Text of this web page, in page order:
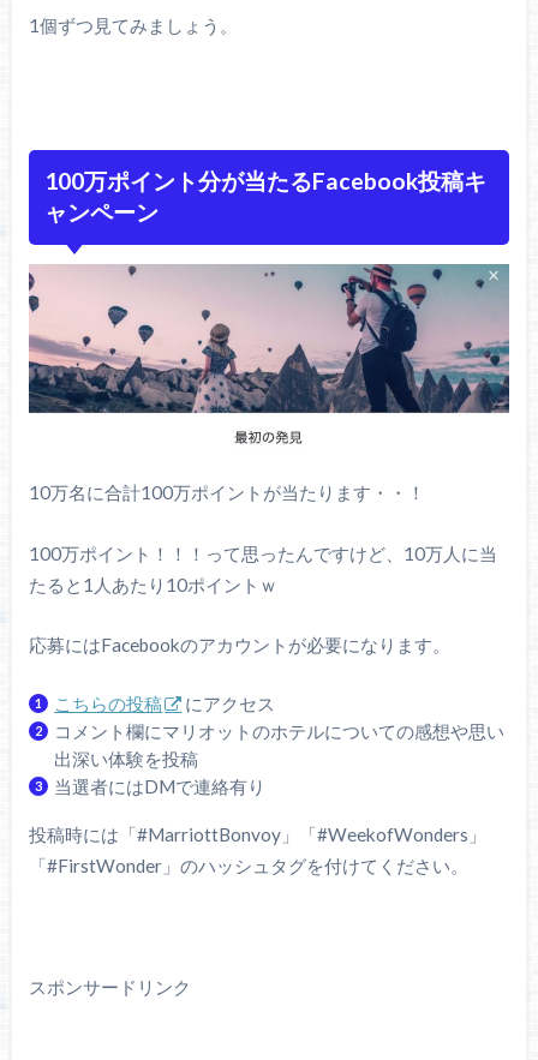
1個ずつ見てみましょう。
100万ポイント分が当たるFacebook投稿キ
ャンペーン
10万名に合計100万ポイントが当たります・・！
100万ポイント！！！って思ったんですけど、10万人に当
たると1人あたり10ポイントｗ
応募にはFacebookのアカウントが必要になります。
こちらの投稿
にアクセス
コメント欄にマリオットのホテルについての感想や思い
出深い体験を投稿
当選者にはDMで連絡有り
投稿時には「#MarriottBonvoy」「#WeekofWonders」
「#FirstWonder」のハッシュタグを付けてください。
スポンサードリンク